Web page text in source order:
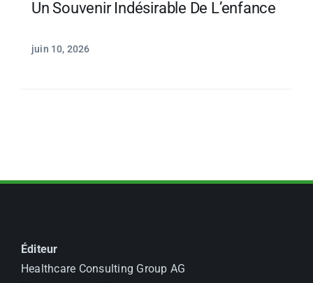
Un Souvenir Indésirable De L’enfance
juin 10, 2026
Éditeur
Healthcare Consulting Group AG